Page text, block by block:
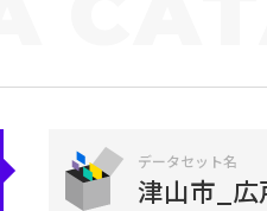
データセット名
津山市_